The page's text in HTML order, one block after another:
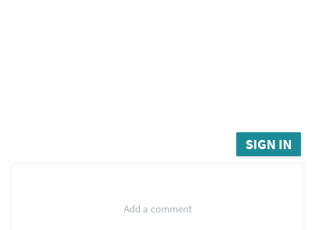
SIGN IN
Add a comment